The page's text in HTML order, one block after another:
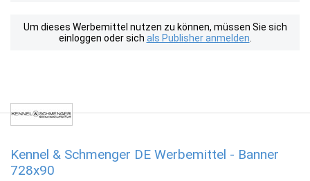
Um dieses Werbemittel nutzen zu können, müssen Sie sich
einloggen oder sich als Publisher anmelden
Kennel & Schmenger DE Werbemittel - Banner
728x90